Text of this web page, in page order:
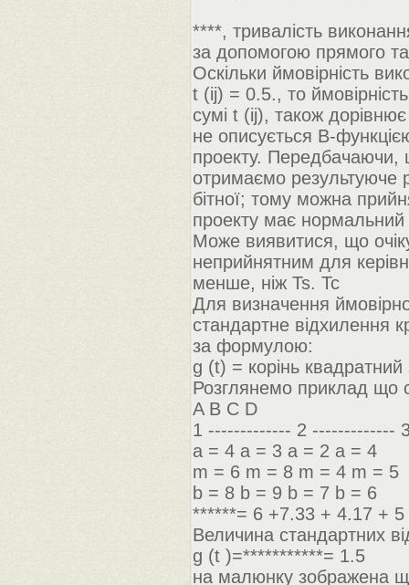
****, тривалість
за допомогою прямого
Оскільки ймовірність
t (ij) = 0.5., то
сумі t (ij), також
не описується B-
проекту. Передбачаючи,
отримаємо результуюче
бітної; тому можна
проекту має нормальний
Може виявитися, що
неприйнятним для
менше, ніж Ts. Tc
Для визначення
стандартне відхилення
за формулою:
g (t) = корінь
Розглянемо приклад що
A B C D
1 ------------- 2 -------------
a = 4 a = 3 a = 2 a = 4
m = 6 m = 8 m = 4 m = 5
b = 8 b = 9 b = 7 b = 6
******= 6 +7.33 + 4.17 + 5
Величина стандартних
g (t )=***********= 1.5
на малюнку зображена